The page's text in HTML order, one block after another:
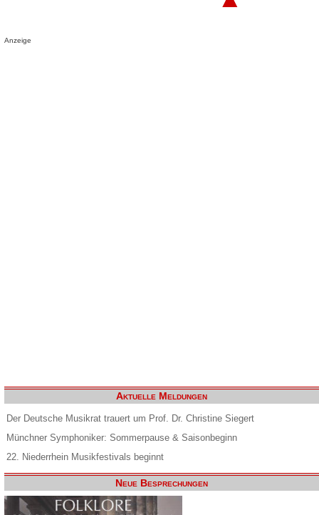
Anzeige
Aktuelle Meldungen
Der Deutsche Musikrat trauert um Prof. Dr. Christine Siegert
Münchner Symphoniker: Sommerpause & Saisonbeginn
22. Niederrhein Musikfestivals beginnt
Neue Besprechungen